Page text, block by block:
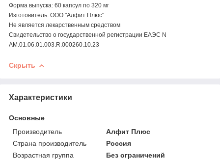
Форма выпуска: 60 капсул по 320 мг
Изготовитель: ООО "Алфит Плюс"
Не является лекарственным средством
Свидетельство о государственной регистрации ЕАЭС N
AM.01.06.01.003.R.000260.10.23
Скрыть
Характеристики
Основные
Производитель
Алфит Плюс
Страна производитель
Россия
Возрастная группа
Без ограничений